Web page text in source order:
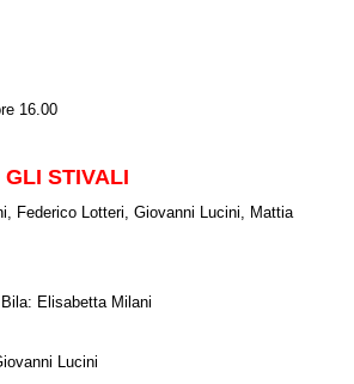
16.00
GLI STIVALI
Federico Lotteri, Giovanni Lucini, Mattia
Elisabetta Milani
Lucini